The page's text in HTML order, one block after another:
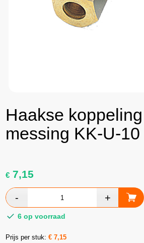
Haakse
messing KK-U-10
€ 7,15
6 op voorraad
Prijs per stuk:€7,15